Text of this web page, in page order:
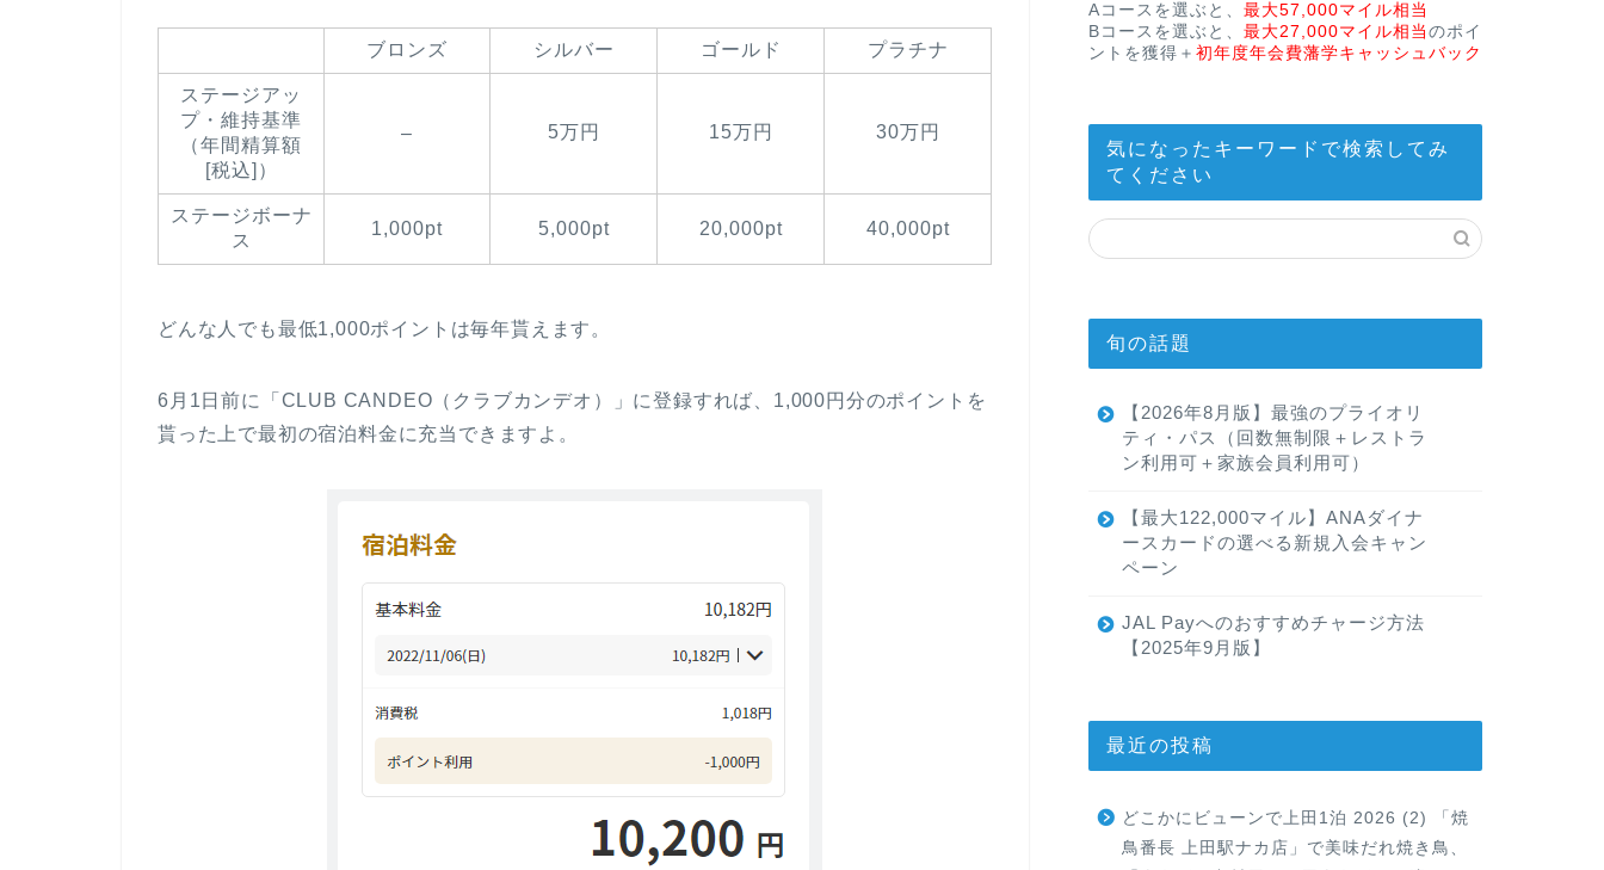
ブロンズ シルバー ゴールド プラチナ
ステージアッ
プ・維持基準
（年間精算額
[税込]）
– 5万円 15万円 30万円
ステージボーナ
ス
1,000pt 5,000pt 20,000pt 40,000pt
どんな人でも最低1,000ポイントは毎年貰えます。
6月1日前に「CLUB CANDEO（クラブカンデオ）」に登録すれば、1,000円分のポイントを
貰った上で最初の宿泊料金に充当できますよ。
Aコースを選ぶと、 最大57,000マイル相当
Bコースを選ぶと、 最大27,000マイル相当 のポイ
ントを獲得＋ 初年度年会費藩学キャッシュバック
気になったキーワードで検索してみ
てください
旬の話題
【2026年8月版】最強のプライオリ
ティ・パス（回数無制限＋レストラ
ン利用可＋家族会員利用可）
【最大122,000マイル】ANAダイナ
ースカードの選べる新規入会キャン
ペーン
JAL Payへのおすすめチャージ方法
【2025年9月版】
最近の投稿
どこかにビューンで上田1泊 2026 (2) 「焼
鳥番長 上田駅ナカ店」で美味だれ焼き鳥、